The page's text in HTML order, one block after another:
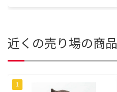
近くの売り場の商品